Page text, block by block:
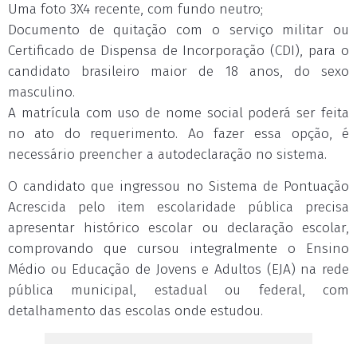
Uma foto 3X4 recente, com fundo neutro;
Documento de quitação com o serviço militar ou
Certificado de Dispensa de Incorporação (CDI), para o
candidato brasileiro maior de 18 anos, do sexo
masculino.
A matrícula com uso de nome social poderá ser feita
no ato do requerimento. Ao fazer essa opção, é
necessário preencher a autodeclaração no sistema.
O candidato que ingressou no Sistema de Pontuação
Acrescida pelo item escolaridade pública precisa
apresentar histórico escolar ou declaração escolar,
comprovando que cursou integralmente o Ensino
Médio ou Educação de Jovens e Adultos (EJA) na rede
pública municipal, estadual ou federal, com
detalhamento das escolas onde estudou.